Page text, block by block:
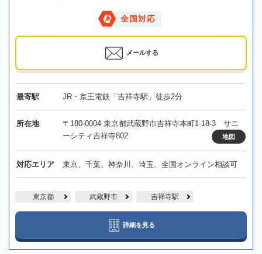
全国対応
メールする
最寄駅 JR・京王電鉄「吉祥寺駅」徒歩2分
所在地
〒180-0004 東京都武蔵野市吉祥寺本町1-18-3 サニ
ーシティ吉祥寺802
地図
対応エリア 東京、千葉、神奈川、埼玉、全国オンライン相談可
東京都 武蔵野市 吉祥寺駅
詳細を見る